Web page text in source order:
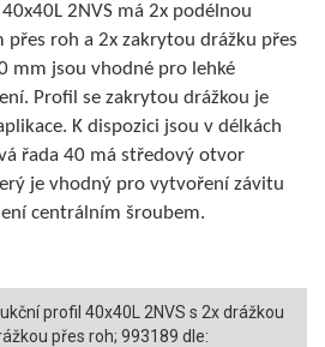
2NVS má 2x podélnou
přes roh a 2x zakrytou drážku přes
mm jsou vhodné pro lehké
Profil se zakrytou drážkou je
K dispozici jsou v délkách
řada 40 má středový otvor
je vhodný pro vytvoření závitu
centrálním šroubem.
profil 40x40L 2NVS s 2x drážkou
přes roh; 993189 dle: